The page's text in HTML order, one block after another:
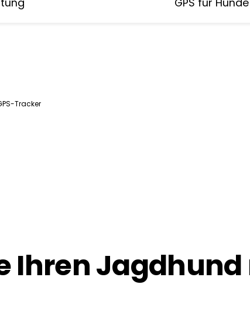
Tracker
Ihren